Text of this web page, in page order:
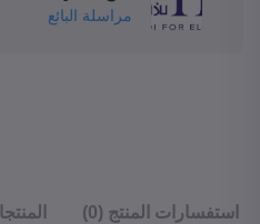
مراسلة البائع
استفسارات المنتج (0)